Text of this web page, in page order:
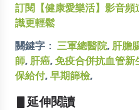
訂閱【健康愛樂活】影音頻
識更輕鬆
關鍵字： 三軍總醫院, 肝膽
師, 肝癌, 免疫合併抗血管新
保給付, 早期篩檢,
▋延伸閱讀